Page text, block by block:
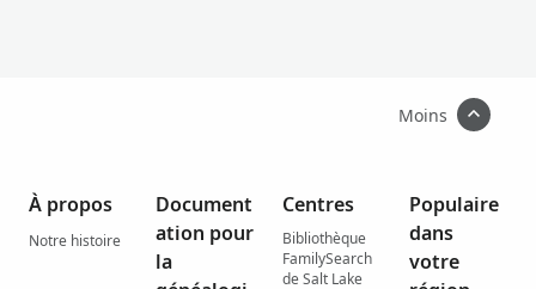
Moins
À propos
Notre histoire
Document
ation pour
la
Centres
Bibliothèque
FamilySearch
de Salt Lake
Populaire
dans
votre